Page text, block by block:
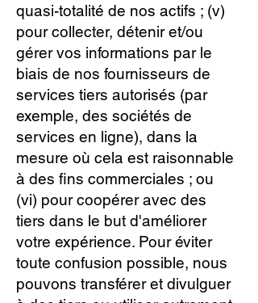
quasi-totalité de nos actifs ; (v)
pour collecter, détenir et/ou
gérer vos informations par le
biais de nos fournisseurs de
services tiers autorisés (par
exemple, des sociétés de
services en ligne), dans la
mesure où cela est raisonnable
à des fins commerciales ; ou
(vi) pour coopérer avec des
tiers dans le but d'améliorer
votre expérience. Pour éviter
toute confusion possible, nous
pouvons transférer et divulguer